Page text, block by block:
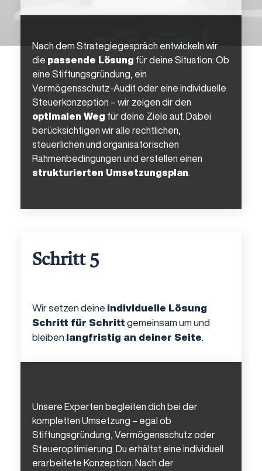
Nach dem Strategiegespräch entwickeln wir
die passende Lösung für deine Situation: Ob
eine Stiftungsgründung, ein
Vermögensschutz-Audit oder eine individuelle
Steuerkonzeption – wir zeigen dir den
optimalen Weg für deine Ziele auf. Dabei
berücksichtigen wir alle rechtlichen,
steuerlichen und organisatorischen
Rahmenbedingungen und erstellen einen
strukturierten Umsetzungsplan
Schritt 5
Wir setzen deine individuelle Lösung
Schritt für Schritt gemeinsam um und
bleiben langfristig an deiner Seite
Unsere Experten begleiten dich bei der
kompletten Umsetzung – egal ob
Stiftungsgründung, Vermögensschutz oder
Steueroptimierung. Du erhältst eine individuell
erarbeitete Konzeption. Nach der